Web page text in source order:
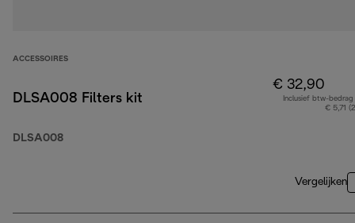
ACCESSOIRES
DLSA008 Filters kit
DLSA008
€ 32,90
Inclusief btw-bedrag
€ 5,71
Vergelijken